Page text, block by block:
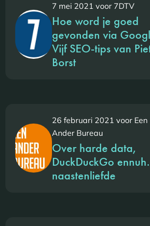
7 mei 2021 voor 7DTV
Hoe word je goed
gevonden via
Vijf SEO-tips van
Borst
26 februari 2021 voor Een
Ander Bureau
Over harde data,
DuckDuckGo
naastenliefde